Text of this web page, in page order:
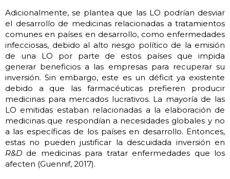
Adicionalmente, se plantea que las LO podrían desviar
el desarrollo de medicinas relacionadas a tratamientos
comunes en países en desarrollo, como enfermedades
infecciosas, debido al alto riesgo político de la emisión
de una LO por parte de estos países que impida
generar beneficios a las empresas para recuperar su
inversión. Sin embargo, este es un déficit ya existente
debido a que las farmacéuticas prefieren producir
medicinas para mercados lucrativos. La mayoría de las
LO emitidas estaban relacionadas a la elaboración de
medicinas que respondían a necesidades globales y no
a las específicas de los países en desarrollo. Entonces,
estas no pueden justificar la descuidada inversión en
R&D de medicinas para tratar enfermedades que los
afecten (Guennif, 2017).